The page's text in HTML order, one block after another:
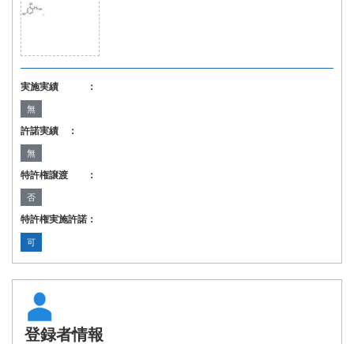
実施実績 ：
無
許諾実績 ：
無
特許権譲渡 ：
否
特許権実施許諾：
可
登録者情報